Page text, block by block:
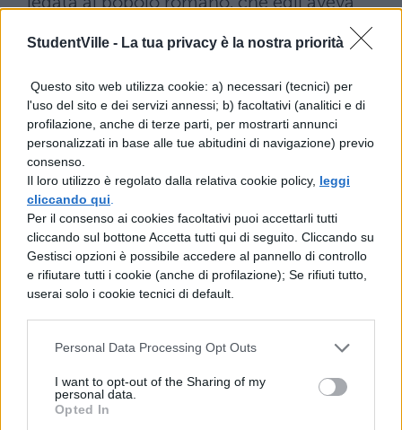
StudentVille - La tua privacy è la nostra priorità
Questo sito web utilizza cookie: a) necessari (tecnici) per
l'uso del sito e dei servizi annessi; b) facoltativi (analitici e di
profilazione, anche di terze parti, per mostrarti annunci
personalizzati in base alle tue abitudini di navigazione) previo
consenso.
Il loro utilizzo è regolato dalla relativa cookie policy, leggi
cliccando qui
Per il consenso ai cookies facoltativi puoi accettarli tutti
cliccando sul bottone Accetta tutti qui di seguito. Cliccando su
Gestisci opzioni è possibile accedere al pannello di controllo
e rifiutare tutti i cookie (anche di profilazione); Se rifiuti tutto,
userai solo i cookie tecnici di default.
Personal Data Processing Opt Outs
I want to opt-out of the Sharing of my
personal data.
Opted In
sempre favorito e premiato con tutti i
non scendesse alla violenza ed alle armi e
quel partito, che meno confidava in lui,
chiedesse aiuti da Vercingetorige, giudico
che bisognava provvedere a questa cosa e,
poiché secondo le leggi degli Edui, non era
lecito a quelli, che detenevano la
massima magistratura, uscire dai territori,
perché non sembrasse che sminuisse
qualcosa circa il diritto e le leggi loro,
stabilì do partire verso gli Edui e convocò
presso di sé a Decezia tutto il senato e